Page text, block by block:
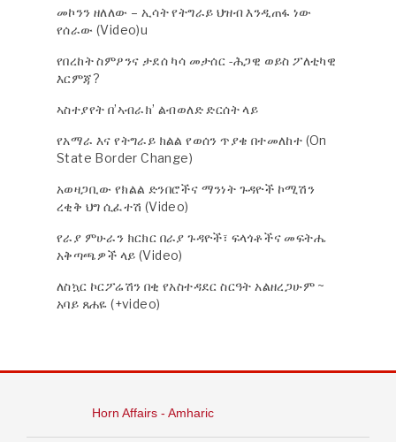
መኮንን ዘለለው – ኢሳት የትግራይ ህዝብ እንዲጠፋ ነው
የሰራው (Video)u
የበረከት ስምዖንና ታደሰ ካሳ መታሰር -ሕጋዊ ወይስ ፖለቲካዊ
እርምጃ?
ኣስተያየት በ’ኣብራክ’ ልብወለድ ድርሰት ላይ
የአማራ እና የትግራይ ክልል የወሰን ጥያቄ በተመለከተ (On
State Border Change)
አወዛጋቢው የክልል ድንበሮችና ማንነት ጉዳዮች ኮሚሽን
ረቂቅ ህግ ሲፈተሽ (Video)
የራያ ምሁራን ክርክር በራያ ጉዳዮች፣ ፍላጎቶችና መፍትሔ
አቅጣጫዎች ላይ (Video)
ለስኳር ኮርፖሬሽን በቂ የአስተዳደር ስርዓት አልዘረጋሁም ~
አባይ ጸሐዬ (+video)
Horn Affairs - Amharic